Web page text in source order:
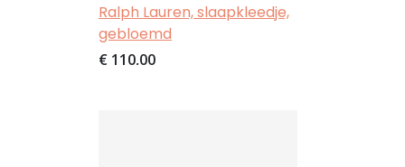
Ralph Lauren, slaapkleedje,
gebloemd
€ 110,00